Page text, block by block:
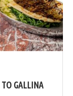
GALLINA